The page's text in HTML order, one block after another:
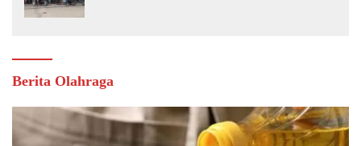
Berita Olahraga